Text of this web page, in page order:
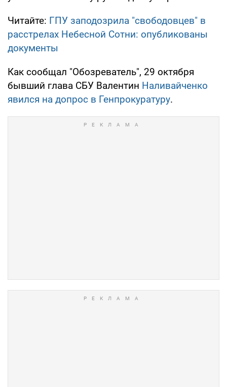
Читайте: ГПУ заподозрила "свободовцев" в
расстрелах Небесной Сотни: опубликованы
документы
Как сообщал "Обозреватель", 29 октября
бывший глава СБУ Валентин Наливайченко
явился на допрос в Генпрокуратуру.